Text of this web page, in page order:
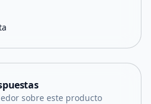
sobre este producto